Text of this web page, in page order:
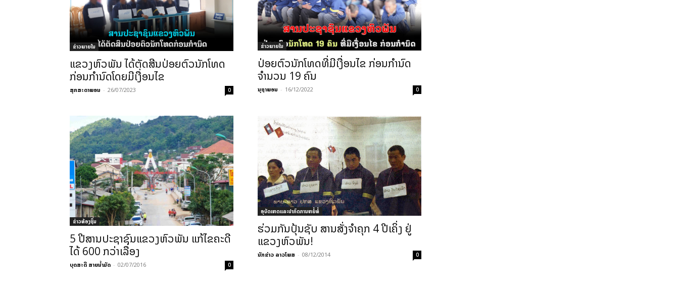
ຂ່າວພາຍ​ໃນ
ແຂວງຫົວພັນ ໄດ້ຕັດສີນປ່ອຍຕົວນັກໂທດ
ກ່ອນກຳນົດໂດຍມີເງື່ອນໄຂ
ສຸກສະດາພອນ - 26/07/2023 0
ຂ່າວພາຍ​ໃນ
ປ່ອຍຕົວນັກໂທດທີ່ມີເງື່ອນໄຂ ກ່ອນກໍານົດ
ຈໍານວນ 19 ຄົນ
ນຸຖາພອນ - 16/12/2022 0
ຂ່າວທ້ອງຖິ່ນ
5 ປີສານປະຊາຊົນແຂວງຫົວພັນ ແກ້ໄຂຄະດີ
ໄດ້ 600 ກວ່າເລື່ອງ
ບຸດສະດີ ສາຍນ້ຳມັດ - 02/07/2016 0
ອຸບັດເຫດແລະປາກົດການຫຍໍ້ທໍ້
ຮ່ວມກັນປຸ້ນຊັບ ສານສັ່ງຈຳຄຸກ 4 ປີເຄິ່ງ ຢູ່
ແຂວງຫົວພັນ!
ນັກຂ່າວ ລາວໂພສ - 08/12/2014 0